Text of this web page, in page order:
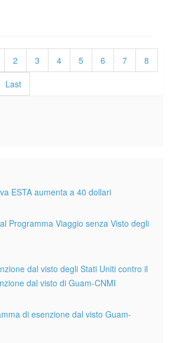
2 3 4 5 6 7
8
Last
ESTA aumenta a 40 dollari
Programma Viaggio senza Visto degli
dal visto degli Stati Uniti contro il
dal visto di Guam-CNMI
di esenzione dal visto Guam-